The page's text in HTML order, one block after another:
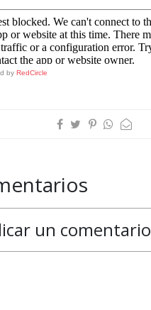
by RedCircle
un comentario